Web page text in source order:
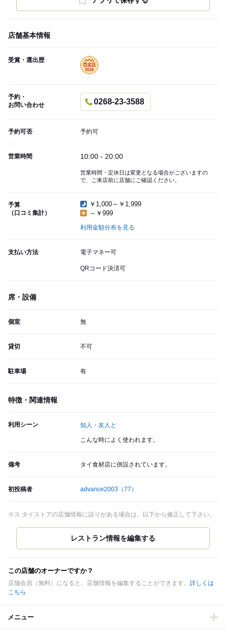
店舗基本情報
受賞・選出歴
予約・
お問い合わせ
0268-23-3588
予約可否 予約可
営業時間 10:00 - 20:00
営業時間・定休日は変更となる場合がございますの
で、ご来店前に店舗にご確認ください。
予算
（口コミ集計）
￥1,000～￥1,999
～￥999
利用金額分布を見る
支払い方法 電子マネー可
QRコード決済可
席・設備
個室 無
貸切 不可
駐車場 有
特徴・関連情報
利用シーン 知人・友人と
こんな時によく使われます。
備考 タイ食材店に併設されています。
初投稿者 advance2003 （77）
※ス タイストアの店舗情報に誤りがある場合は、以下から修正して下さい。
この店舗のオーナーですか？
店舗会員（無料）になると、店舗情報を編集することができます。 詳しくは
こちら
メニュー